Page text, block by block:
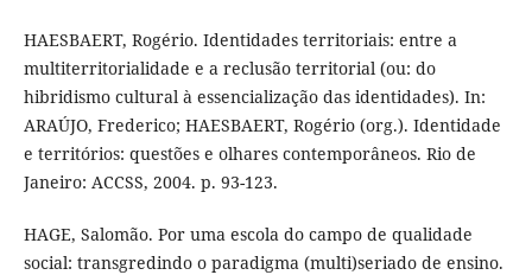
HAESBAERT, Rogério. Identidades territoriais: entre a
multiterritorialidade e a reclusão territorial (ou: do
hibridismo cultural à essencialização das identidades). In:
ARAÚJO, Frederico; HAESBAERT, Rogério (org.). Identidade
e territórios: questões e olhares contemporâneos. Rio de
Janeiro: ACCSS, 2004. p. 93-123.
HAGE, Salomão. Por uma escola do campo de qualidade
social: transgredindo o paradigma (multi)seriado de ensino.